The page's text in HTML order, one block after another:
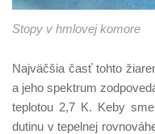
Stopy v hmlovej komore
Najväčšia časť tohto
a jeho spektrum
teplotou 2,7 K. Keby
dutinu v tepelnej